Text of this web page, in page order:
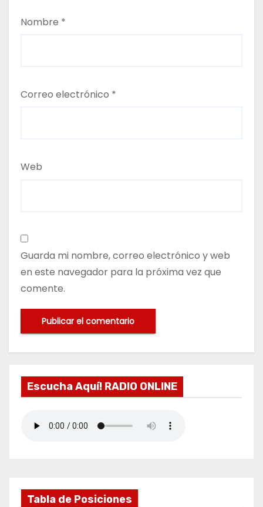
Nombre *
Correo electrónico *
Web
Guarda mi nombre, correo electrónico y web
en este navegador para la próxima vez que
comente.
Escucha Aquí! RADIO ONLINE
Tabla de Posiciones